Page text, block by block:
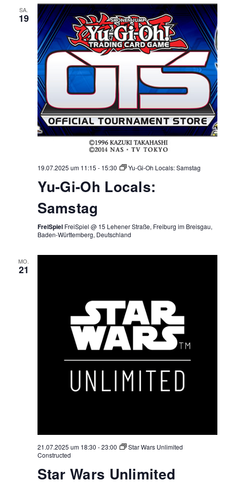
SA.
19
19.07.2025 um 11:15 - 15:30 Yu-Gi-Oh Locals: Samstag
Yu-Gi-Oh Locals:
Samstag
FreiSpiel FreiSpiel @ 15 Lehener Straße, Freiburg im Breisgau,
Baden-Württemberg, Deutschland
MO.
21
21.07.2025 um 18:30 -23:00
Star Wars Unlimited
Constructed
Star Wars Unlimited